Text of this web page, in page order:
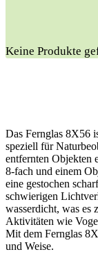
Keine Produkte
Das Fernglas 8X56
speziell für
entfernten Objekten
8-fach und einem
eine gestochen
schwierigen
wasserdicht, was es
Aktivitäten wie
Mit dem Fernglas
und Weise.